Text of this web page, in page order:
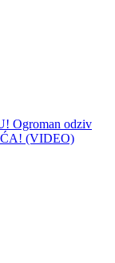
Ogroman odziv
(VIDEO)